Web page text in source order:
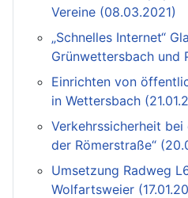
Vereine (08.03.2021)
„Schnelles Internet“
Grünwettersbach und
Einrichten von
in Wettersbach
Verkehrssicherheit
der Römerstraße“
Umsetzung Radweg
Wolfartsweier